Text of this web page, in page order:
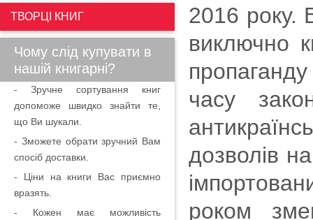
2016 року.
виключно
часу
дозволів
роком
ТВОРЦІ КНИГ
Чому слід купувати в
нашій книгарні?
- Зручне сортування книг
допоможе швидко знайти те,
що Ви шукали.
- Зможете обрати зручний Вам
спосіб доставки.
- Ціни на книги Вас приємно
вразять.
- Кожен має можливість